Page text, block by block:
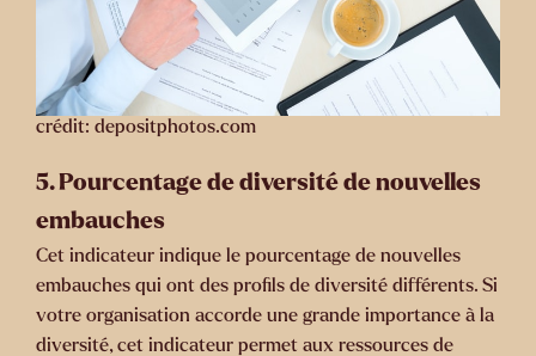
crédit: depositphotos.com
5.Pourcentage de diversité de nouvelles
embauches
Cet indicateur indique le pourcentage de nouvelles
embauches qui ont des profils de diversité différents. Si
votre organisation accorde une grande importance à la
diversité, cet indicateur permet aux ressources de